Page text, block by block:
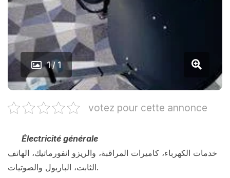
1 / 1
votez pour cette annonce
Électricité générale
خدمات الكهرباء، كاميرات المراقبة، والريزو انفورماتيك، الهاتف
الثابت، الباربول والصوتيات.